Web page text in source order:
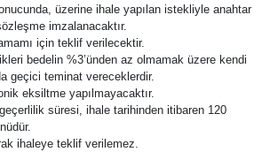
üzerine ihale yapılan istekliyle anahtar
imzalanacaktır.
için teklif verilecektir.
bedelin %3’ünden az olmamak üzere kendi
geçici teminat vereceklerdir.
eksiltme yapılmayacaktır.
süresi, ihale tarihinden itibaren 120
ihaleye teklif verilemez.